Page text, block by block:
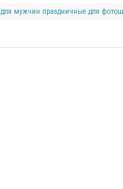
для мужчин праздничные для